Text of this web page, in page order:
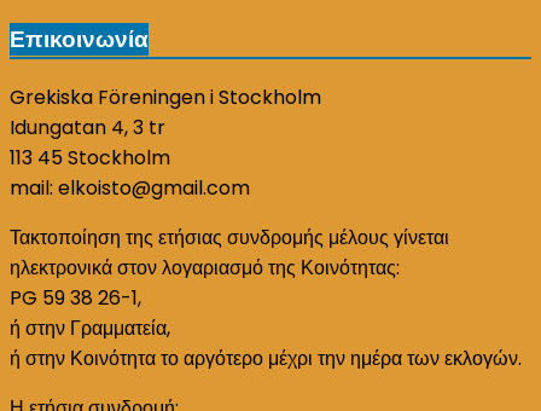
Επικοινωνία
Grekiska Föreningen i Stockholm
Idungatan 4, 3 tr
113 45 Stockholm
mail: elkoisto@gmail.com
Τακτοποίηση της ετήσιας συνδρομής μέλους γίνεται
ηλεκτρονικά στον λογαριασμό της Κοινότητας:
PG 59 38 26-1,
ή στην Γραμματεία,
ή στην Κοινότητα το αργότερο μέχρι την ημέρα των εκλογών.